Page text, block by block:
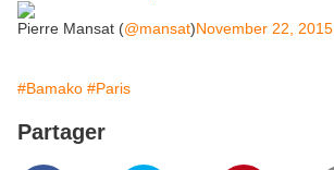
Pierre Mansat (@mansat)November 22, 2015
#Bamako #Paris
Partager